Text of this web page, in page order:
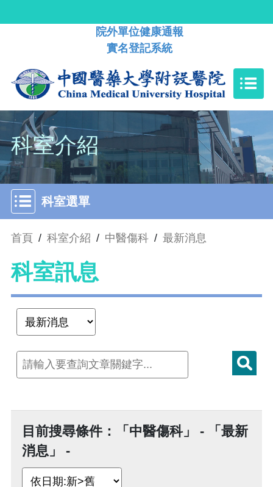
院外單位健康通報
實名登記系統
科室介紹
科室選單
首頁 / 科室介紹 / 中醫傷科 / 最新消息
科室訊息
目前搜尋條件：「中醫傷科」 - 「最新
消息」 -